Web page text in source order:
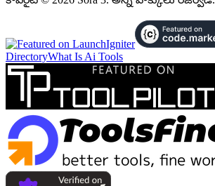
DirectoryWhat Is Ai Tools